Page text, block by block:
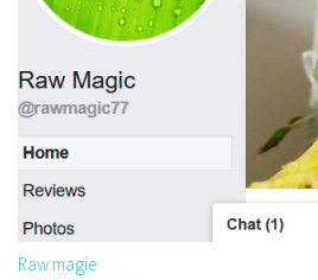
Raw magie